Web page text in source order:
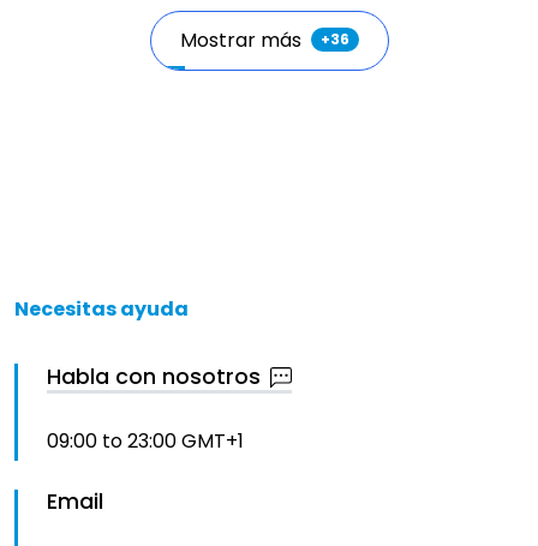
Mostrar más +36
Necesitas ayuda
Habla con nosotros
09:00 to 23:00 GMT+1
Email